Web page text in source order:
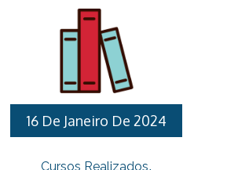
recreação infantil. OBJETIVO GERAL:
Transmitir conhecimentos sobre
Primeiros Socorros para os
Profissionais que atuam na Rede
Municipal de Educação PÚBLICO
ALVO: Professores de Educação
Básica nas especialidades de
16 De Janeiro De 2024
Cursos Realizados